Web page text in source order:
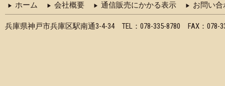
ホーム 会社概要 通信販売にかかる表示 お問い合
兵庫県神戸市兵庫区駅南通3-4-34 TEL：078-335-8780 FAX：078-